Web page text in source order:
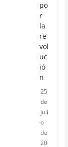
po
r
la
re
vol
uc
ió
n
25
de
juli
o
de
20